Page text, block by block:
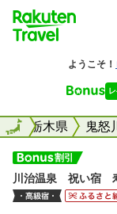
全国栃木県 鬼怒
全国
川治温泉 祝い宿